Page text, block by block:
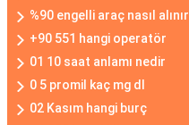
%90 engelli araç nasıl alınır
+90 551 hangi operatör
01 10 saat anlamı nedir
0 5 promil kaç mg dl
02 Kasım hangi burç